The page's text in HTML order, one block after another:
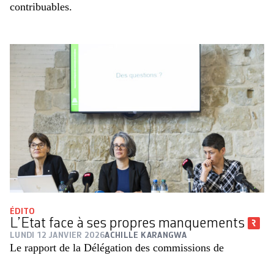
contribuables.
ÉDITO
L’Etat face à ses propres manquements
LUNDI 12 JANVIER 2026ACHILLE KARANGWA
Le rapport de la Délégation des commissions de